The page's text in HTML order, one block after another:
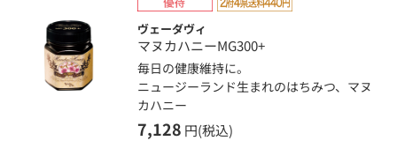
ヴェーダヴィ
マヌカハニーMG300+
毎日の健康維持に。
ニュージーランド生まれのはちみつ、マヌ
カハニー
7,128 円(税込)